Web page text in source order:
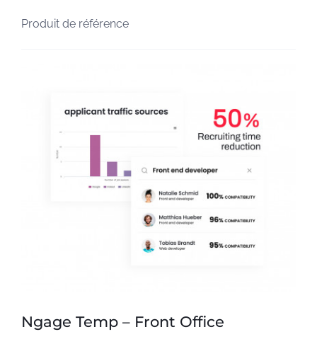
Produit de référence
Ngage Temp – Front Office